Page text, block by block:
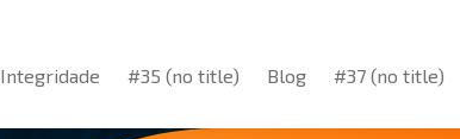
Integridade #35 (no title) Blog #37 (no title)